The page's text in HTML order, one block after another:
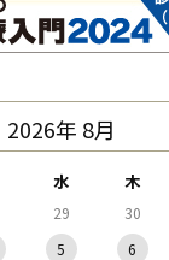
2026年 8月
水 木
29 30
5 6